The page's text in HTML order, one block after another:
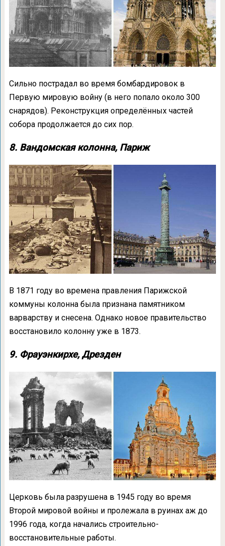
Сильно пострадал во время бомбардировок в
Первую мировую войну (в него попало около 300
снарядов). Реконструкция определённых частей
собора продолжается до сих пор.
8. Вандомская колонна, Париж
В 1871 году во времена правления Парижской
коммуны колонна была признана памятником
варварству и снесена. Однако новое правительство
восстановило колонну уже в 1873.
9. Фрауэнкирхе, Дрезден
Церковь была разрушена в 1945 году во время
Второй мировой войны и пролежала в руинах аж до
1996 года, когда начались строительно-
восстановительные работы.